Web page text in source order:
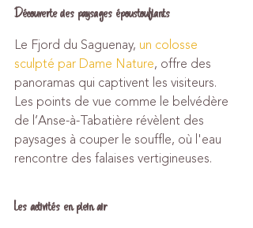
Découverte des paysages époustouflants
Le Fjord du Saguenay, un colosse
sculpté par Dame Nature, offre des
panoramas qui captivent les visiteurs.
Les points de vue comme le belvédère
de l’Anse-à-Tabatière révèlent des
paysages à couper le souffle, où l'eau
rencontre des falaises vertigineuses.
Les activités en plein air